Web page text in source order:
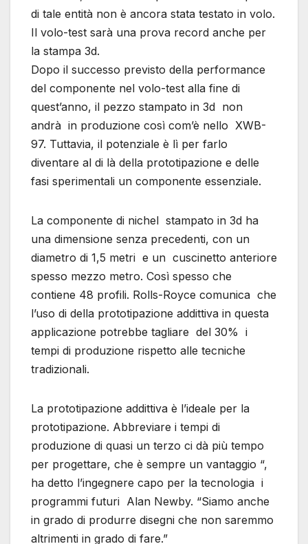
di tale entità non è ancora stata testato in volo.
Il volo-test sarà una prova record anche per
la stampa 3d.
Dopo il successo previsto della performance
del componente nel volo-test alla fine di
quest’anno, il pezzo stampato in 3d non
andrà in produzione così com’è nello XWB-
97. Tuttavia, il potenziale è lì per farlo
diventare al di là della prototipazione e delle
fasi sperimentali un componente essenziale.
La componente di nichel stampato in 3d ha
una dimensione senza precedenti, con un
diametro di 1,5 metri e un cuscinetto anteriore
spesso mezzo metro. Così spesso che
contiene 48 profili. Rolls-Royce comunica che
l’uso di della prototipazione addittiva in questa
applicazione potrebbe tagliare del 30% i
tempi di produzione rispetto alle tecniche
tradizionali.
La prototipazione addittiva è l’ideale per la
prototipazione. Abbreviare i tempi di
produzione di quasi un terzo ci dà più tempo
per progettare, che è sempre un vantaggio “,
ha detto l’ingegnere capo per la tecnologia i
programmi futuri Alan Newby. “Siamo anche
in grado di produrre disegni che non saremmo
altrimenti in grado di fare.”